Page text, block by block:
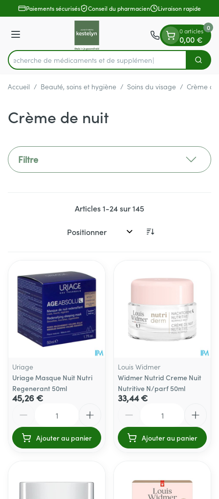
Aller au contenu
1 de 1
Paiements sécurisés Conseil du pharmacien Livraison rapide
Menu
Rechercher
Recherche de médicame
0 articles
0,00 €
0
Accueil / Beauté, soins et hygiène / Soins du visage / Crème
Crème de nuit
Filtre
Articles1-24sur145
Trier par:
Uriage
Uriage Masque Nuit Nutri
Regenerant 50ml
45,26 €
Ajouter au panier
Louis Widmer
Widmer Nutrid Creme Nuit
Nutritive N/parf 50ml
33,44 €
Ajouter au panier